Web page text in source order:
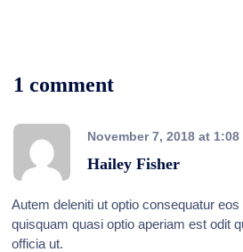
1 comment
November 7, 2018 at 1:08
Hailey Fisher
Autem deleniti ut optio consequatur
quisquam quasi optio aperiam est odit
officia ut.